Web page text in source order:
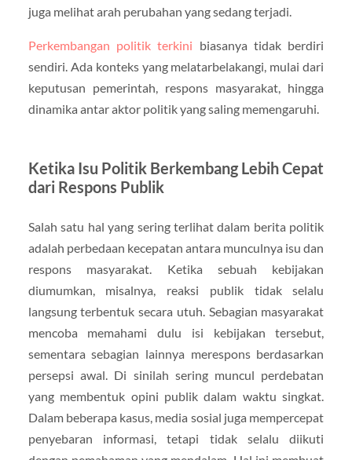
juga melihat arah perubahan yang sedang terjadi.
Perkembangan politik terkini biasanya tidak berdiri
sendiri. Ada konteks yang melatarbelakangi, mulai dari
keputusan pemerintah, respons masyarakat, hingga
dinamika antar aktor politik yang saling memengaruhi.
Ketika Isu Politik Berkembang Lebih Cepat
dari Respons Publik
Salah satu hal yang sering terlihat dalam berita politik
adalah perbedaan kecepatan antara munculnya isu dan
respons masyarakat. Ketika sebuah kebijakan
diumumkan, misalnya, reaksi publik tidak selalu
langsung terbentuk secara utuh. Sebagian masyarakat
mencoba memahami dulu isi kebijakan tersebut,
sementara sebagian lainnya merespons berdasarkan
persepsi awal. Di sinilah sering muncul perdebatan
yang membentuk opini publik dalam waktu singkat.
Dalam beberapa kasus, media sosial juga mempercepat
penyebaran informasi, tetapi tidak selalu diikuti